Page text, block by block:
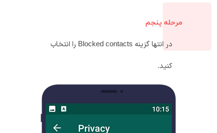
مرحله پنجم
در انتها گزینه Blocked contacts را انتخاب
کنید.